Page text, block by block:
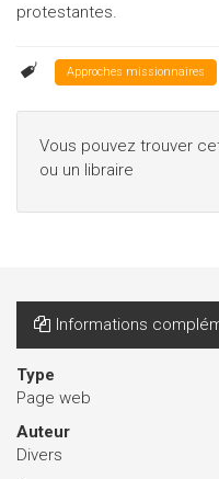
protestantes.
Approches missionnaires
Vous pouvez trouver
ou un libraire
Informations
Type
Page web
Auteur
Divers